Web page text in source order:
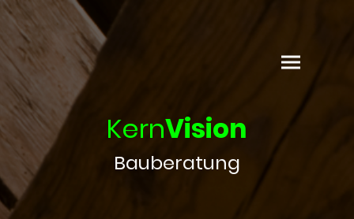
KernVision
Bauberatung